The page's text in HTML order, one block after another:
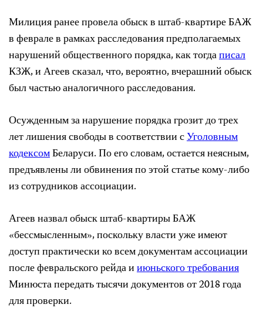
Милиция ранее провела обыск в штаб-квартире БАЖ
в феврале в рамках расследования предполагаемых
нарушений общественного порядка, как тогдаписал
КЗЖ, и Агеев сказал, что, вероятно, вчерашний обыск
был частью аналогичного расследования.
Осужденным за нарушение порядка грозит до трех
лет лишения свободы в соответствии сУголовным
кодексомБеларуси. По его словам, остается неясным,
предъявлены ли обвинения по этой статье кому-либо
из сотрудников ассоциации.
Агеев назвал обыск штаб-квартиры БАЖ
«бессмысленным», поскольку власти уже имеют
доступ практически ко всем документам ассоциации
после февральского рейда ииюньского требования
Минюста передать тысячи документов от 2018 года
для проверки.